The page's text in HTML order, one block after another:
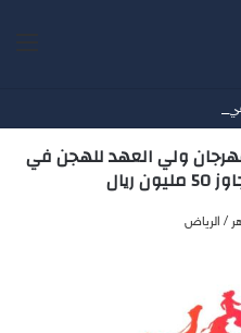
ولي العهد للهجن في
ريال
/ الرياض